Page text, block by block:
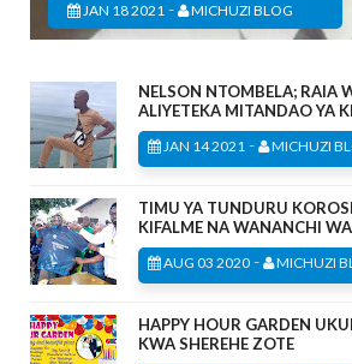
JAN 18 2021 - MICHUZI BLOG
NELSON NTOMBELA; RAIA
ALIYETEKA MITANDAO YA
JAN 14 2021 - MICHUZI
TIMU YA TUNDURU
KIFALME NA WANANCHI
AUG 03 2020 - MICHUZI
HAPPY HOUR GARDEN
KWA SHEREHE ZOTE